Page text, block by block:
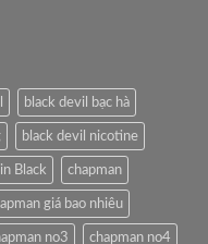
black devil bạc hà
black devil nicotine
Black chapman
giá bao nhiêu
no3 chapman no4